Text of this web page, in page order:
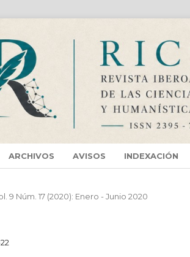
ARCHIVOS AVISOS INDEXACIÓN
9 Núm. 17 (2020): Enero - Junio 2020